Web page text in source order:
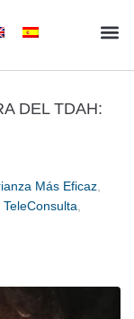
DEL TDAH:
Más Eficaz
TeleConsulta